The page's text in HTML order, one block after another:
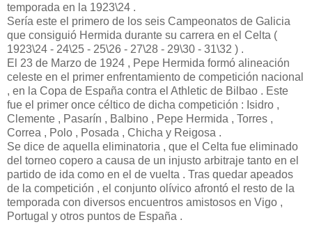
temporada en la 1923\24 .
Sería este el primero de los seis Campeonatos de Galicia
que consiguió Hermida durante su carrera en el Celta (
1923\24 - 24\25 - 25\26 - 27\28 - 29\30 - 31\32 ) .
El 23 de Marzo de 1924 , Pepe Hermida formó alineación
celeste en el primer enfrentamiento de competición nacional
, en la Copa de España contra el Athletic de Bilbao . Este
fue el primer once céltico de dicha competición : Isidro ,
Clemente , Pasarín , Balbino , Pepe Hermida , Torres ,
Correa , Polo , Posada , Chicha y Reigosa .
Se dice de aquella eliminatoria , que el Celta fue eliminado
del torneo copero a causa de un injusto arbitraje tanto en el
partido de ida como en el de vuelta . Tras quedar apeados
de la competición , el conjunto olívico afrontó el resto de la
temporada con diversos encuentros amistosos en Vigo ,
Portugal y otros puntos de España .